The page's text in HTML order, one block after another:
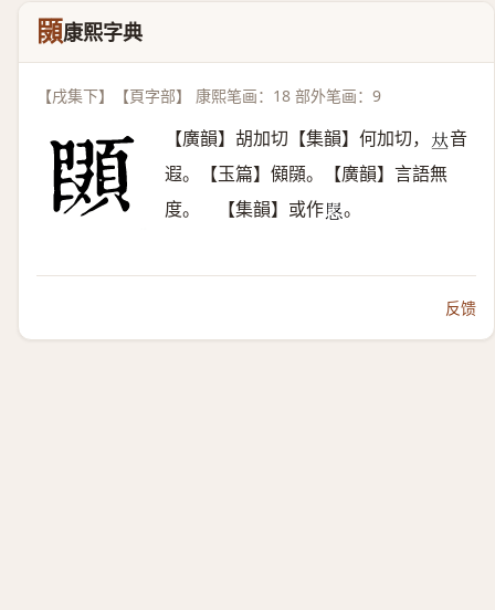
䫗康熙字典
【戌集下】【頁字部】 康熙笔画：18 部外笔画：9
【廣韻】胡加切【集韻】何加切， 𠀤音
遐。【玉篇】䫛䫗。【廣韻】言語無
度。 【集韻】或作𢝅 。
反馈